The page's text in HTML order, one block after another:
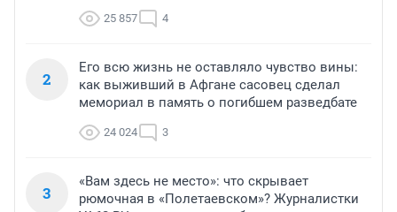
25 857 4
2
Его всю жизнь не оставляло чувство вины:
как выживший в Афгане сасовец сделал
мемориал в память о погибшем разведбате
24 024 3
3
«Вам здесь не место»: что скрывает
рюмочная в «Полетаевском»? Журналистки